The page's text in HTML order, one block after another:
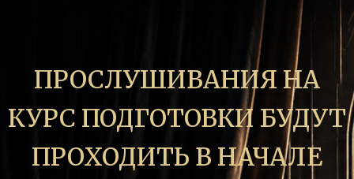
ПРОСЛУШИВАНИЯ НА
КУРС ПОДГОТОВКИ БУДУТ
ПРОХОДИТЬ В НАЧАЛЕ